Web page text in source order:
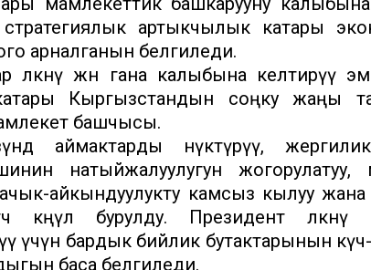
артыкчылык катары
арналганын белгиледи.
өлкөнү жөн гана калыбына келтирүү
катары Кыргызстандын соңку жаңы
башчысы.
аймактарды өнүктүрүү,
натыйжалуулугун жогорулатуу,
айкындуулукту камсыз кылуу
көңүл бурулду. Президент өлкөнү
үчүн бардык бийлик бутактарынын
баса белгиледи.